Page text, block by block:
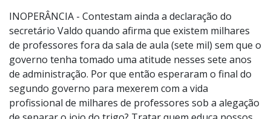
INOPERÂNCIA - Contestam ainda a declaração do
secretário Valdo quando afirma que existem milhares
de professores fora da sala de aula (sete mil) sem que o
governo tenha tomado uma atitude nesses sete anos
de administração. Por que então esperaram o final do
segundo governo para mexerem com a vida
profissional de milhares de professores sob a alegação